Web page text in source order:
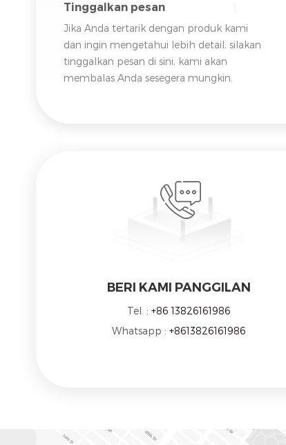
Tinggalkan pesan
Jika Anda tertarik dengan produk kami
dan ingin mengetahui lebih detail, silakan
tinggalkan pesan di sini, kami akan
membalas Anda sesegera mungkin.
BERI KAMI PANGGILAN
Tel. : +86 13826161986
Whatsapp : +8613826161986